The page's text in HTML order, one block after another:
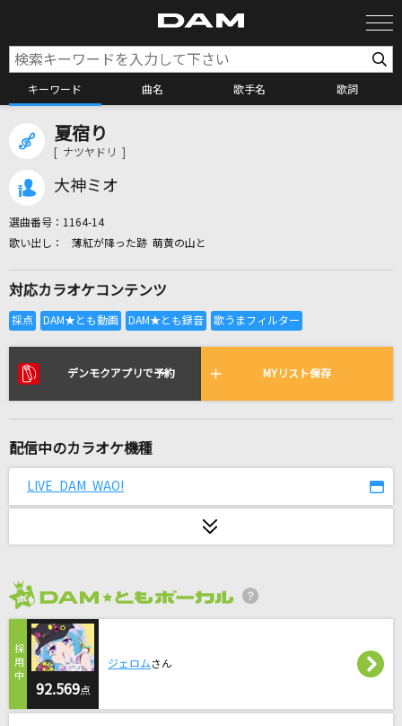
キーワード 曲名 歌手名 歌詞
全国りれき
リアルタイムで歌われている曲の一覧
飛ぶ時
Flamingo
槇原敬之(Makihara)
[生音]キミシダイ列車
夏宿り
[ ナツヤドリ ]
大神ミオ
選曲番号： 1164-14
薄紅が降った跡 萌黄の山と
対応カラオケコンテンツ
デンモクアプリで予約 MYリスト保存
配信中のカラオケ機種
LIVE DAM WAO!
92.569点
ジェロムさん